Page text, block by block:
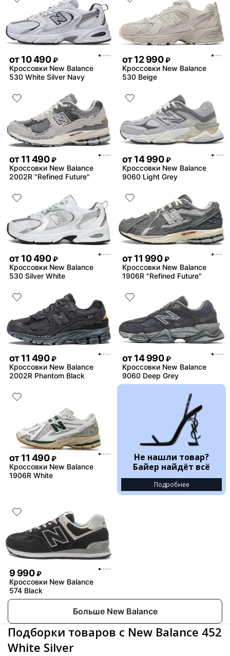
от10 490 ₽
Кроссовки New Balance
530 White Silver Navy
от12 990 ₽
Кроссовки New Balance
530 Beige
от11 490 ₽
Кроссовки New Balance
2002R "Refined Future"
от14 990 ₽
Кроссовки New Balance
9060 Light Grey
от10 490 ₽
Кроссовки New Balance
530 Silver White
от11 990 ₽
Кроссовки New Balance
1906R "Refined Future"
от11 490 ₽
Кроссовки New Balance
2002R Phantom Black
от14 990 ₽
Кроссовки New Balance
9060 Deep Grey
от11 490 ₽
Кроссовки New Balance
1906R White
Не нашли товар?
Байер найдёт всё
Подробнее
9 990 ₽
Кроссовки New Balance
574 Black
Больше New Balance
Подборки товаров с New Balance 452
White Silver